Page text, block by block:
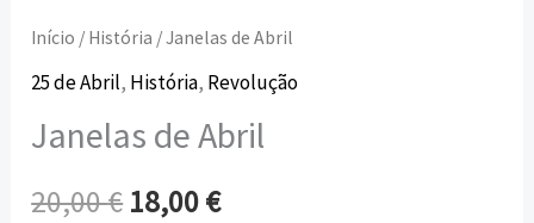
Início / História / Janelas de Abril
25 de Abril, História, Revolução
Janelas de Abril
20,00€ 18,00€